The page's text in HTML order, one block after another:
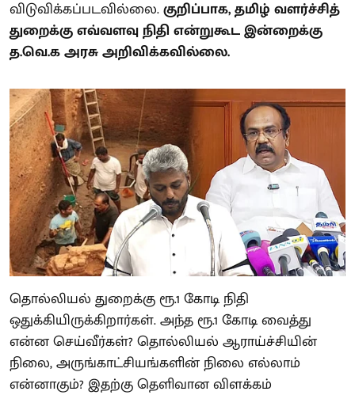
விடுவிக்கப்படவில்லை.குறிப்பாக, தமிழ் வளர்ச்சித்
துறைக்கு எவ்வளவு நிதி என்றுகூட இன்றைக்கு
த.வெ.க அரசு அறிவிக்கவில்லை.
தொல்லியல் துறைக்கு ரூ.1 கோடி நிதி
ஒதுக்கியிருக்கிறார்கள். அந்த ரூ.1 கோடி வைத்து
என்ன செய்வீர்கள்? தொல்லியல் ஆராய்ச்சியின்
நிலை, அருங்காட்சியங்களின் நிலை எல்லாம்
என்னாகும்? இதற்கு தெளிவான விளக்கம்